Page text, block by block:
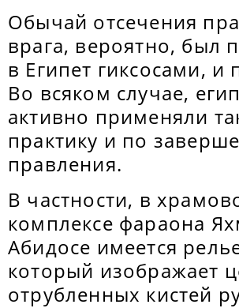
Обычай отсечения
врага, вероятно, был
в Египет гиксосами, и
Во всяком случае,
активно применяли
практику и по
правления.
В частности, в
комплексе фараона
Абидосе имеется
который изображает
отрубленных кистей